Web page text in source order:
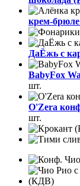
крем-
ДаЁжь с
BabyFox
шт.
O'Zera
шт.